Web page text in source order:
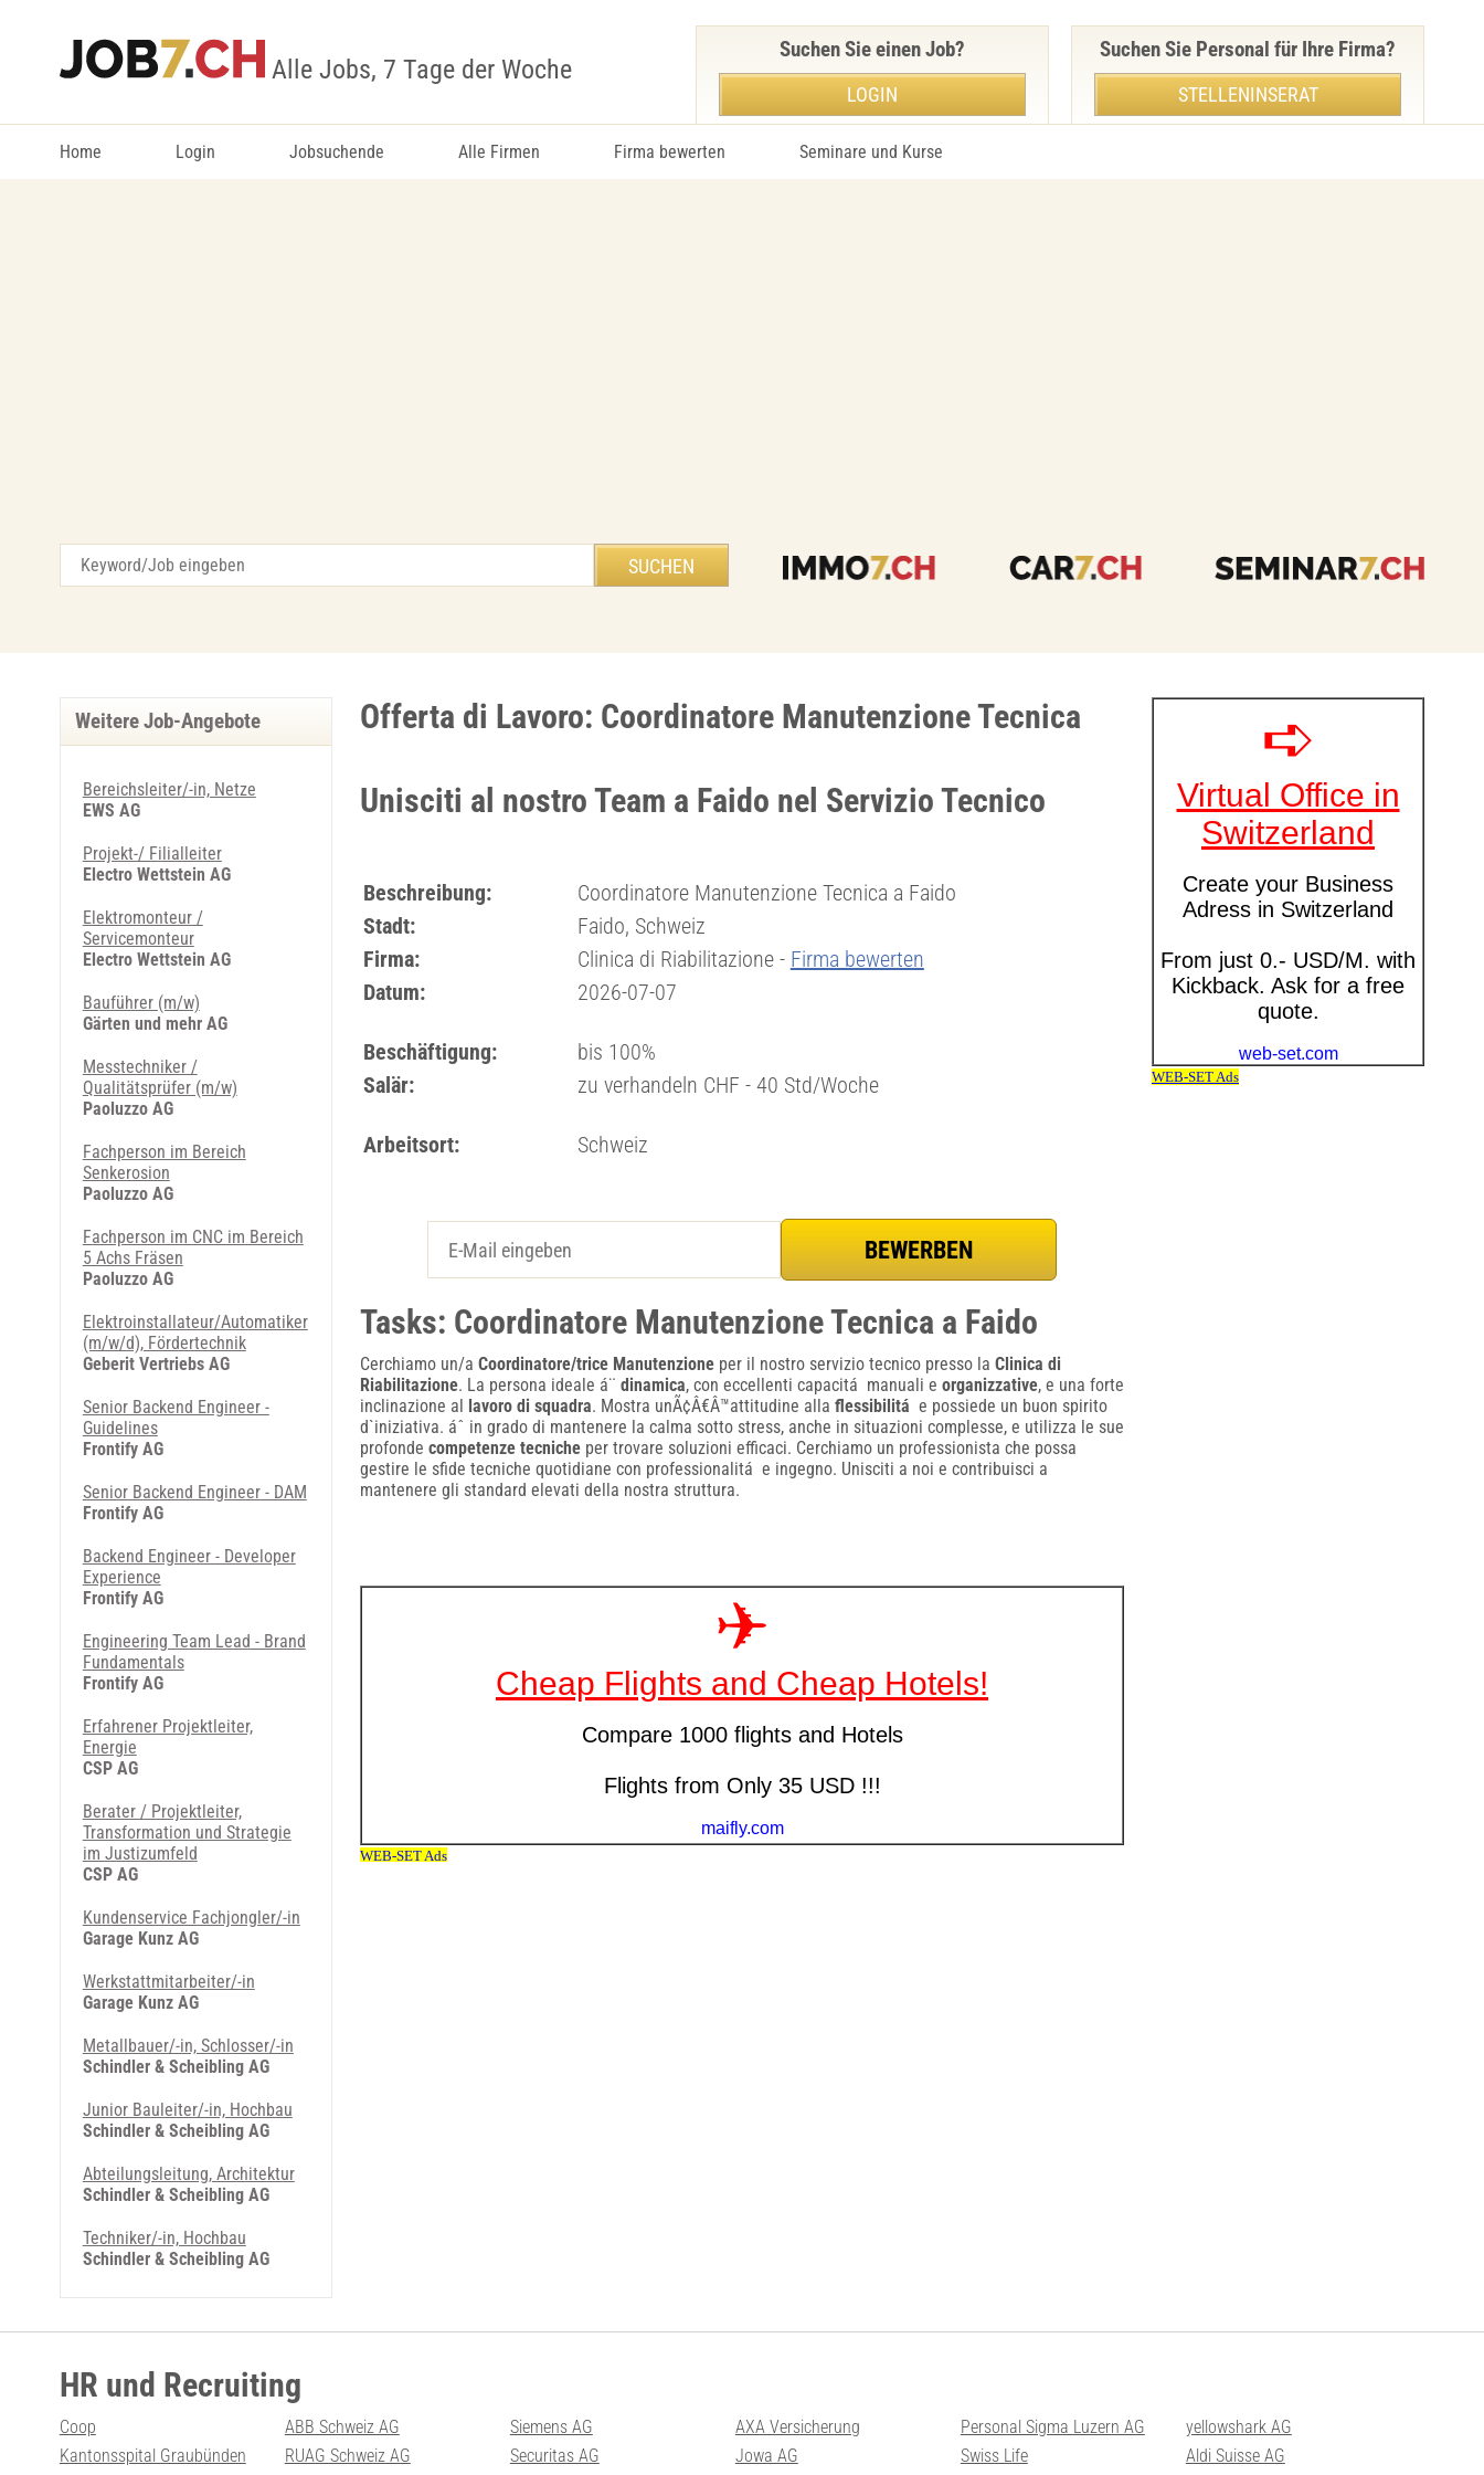
Alle Jobs, 7 Tage der Woche
Home Login Jobsuchende Alle Firmen Firma bewerten Seminare und Kurse
Suchen Sie einen Job?
LOGIN
Suchen Sie Personal für Ihre Firma?
STELLENINSERAT
Offerta di Lavoro: Coordinatore Manutenzione Tecnica
Unisciti al nostro Team a Faido nel Servizio Tecnico
Beschreibung:
Coordinatore Manutenzione Tecnica a Faido
Stadt:
Faido, Schweiz
Firma:
Clinica di Riabilitazione - Firma bewerten
Datum:
2026-07-07
Beschäftigung:
bis 100%
Salär:
zu verhandeln CHF - 40 Std/Woche
Arbeitsort: Schweiz
Tasks: Coordinatore Manutenzione Tecnica a Faido
Cerchiamo un/a Coordinatore/trice Manutenzioneper il nostro servizio tecnico presso la Clinica di
Riabilitazione. La persona ideale á¨ dinamica, con eccellenti capacitá manuali e organizzative, e una forte
inclinazione al lavoro di squadra. Mostra unÃ¢Â€Â™attitudine alla flessibilitá e possiede un buon spirito
d`iniziativa. áˆ in grado di mantenere la calma sotto stress, anche in situazioni complesse, e utilizza le sue
profonde competenze tecnicheper trovare soluzioni efficaci. Cerchiamo un professionista che possa
gestire le sfide tecniche quotidiane con professionalitá e ingegno. Unisciti a noi e contribuisci a
mantenere gli standard elevati della nostra struttura.
Weitere Job-Angebote
Bereichsleiter/-in, Netze
EWS AG
Projekt-/ Filialleiter
Electro Wettstein AG
Elektromonteur /
Servicemonteur
Electro Wettstein AG
Bauführer (m/w)
Gärten und mehr AG
Messtechniker /
Qualitätsprüfer (m/w)
Paoluzzo AG
Fachperson im Bereich
Senkerosion
Paoluzzo AG
Fachperson im CNC im Bereich
5 Achs Fräsen
Paoluzzo AG
Elektroinstallateur/Automatiker
(m/w/d), Fördertechnik
Geberit Vertriebs AG
Senior Backend Engineer -
Guidelines
Frontify AG
Senior Backend Engineer - DAM
Frontify AG
Backend Engineer - Developer
Experience
Frontify AG
Engineering Team Lead - Brand
Fundamentals
Frontify AG
Erfahrener Projektleiter,
Energie
CSP AG
Berater / Projektleiter,
Transformation und Strategie
im Justizumfeld
CSP AG
Kundenservice Fachjongler/-in
Garage Kunz AG
Werkstattmitarbeiter/-in
Garage Kunz AG
Metallbauer/-in, Schlosser/-in
Schindler & Scheibling AG
Junior Bauleiter/-in, Hochbau
Schindler & Scheibling AG
Abteilungsleitung, Architektur
Schindler & Scheibling AG
Techniker/-in, Hochbau
Schindler & Scheibling AG
HR und Recruiting
Coop ABB Schweiz AG Siemens AG AXA Versicherung Personal Sigma Luzern AG
yellowshark AG
Kantonsspital Graubünden
RUAG Schweiz AG Securitas AG Jowa AG Swiss Life
Aldi Suisse AG